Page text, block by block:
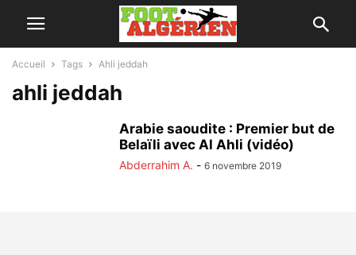
Accueil Tags Ahli jeddah
ahli jeddah
Arabie saoudite : Premier but de
Belaïli avec Al Ahli (vidéo)
Abderrahim A. - 6 novembre 2019